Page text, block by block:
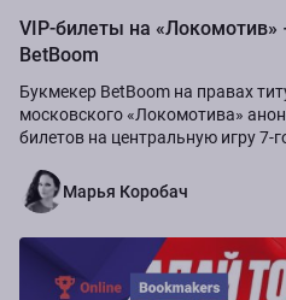
VIP-билеты на «Локомотив»
BetBoom
Букмекер BetBoom на правах
московского «Локомотива»
билетов на центральную игру 7-
Марья Коробач